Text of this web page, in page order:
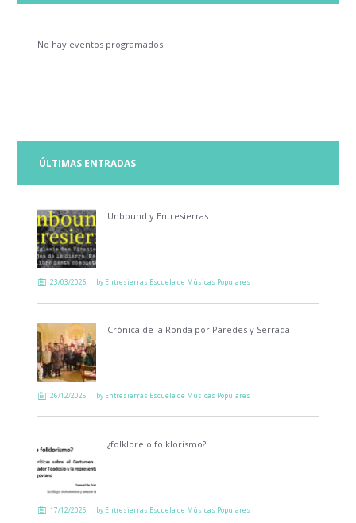
No hay eventos programados
ÚLTIMAS ENTRADAS
Unbound y Entresierras
23/03/2026 by Entresierras Escuela de Músicas Populares
Crónica de la Ronda por Paredes y Serrada
26/12/2025 by Entresierras Escuela de Músicas Populares
¿folklore o folklorismo?
17/12/2025 by Entresierras Escuela de Músicas Populares